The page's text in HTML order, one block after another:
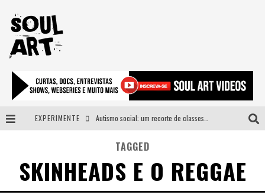
EXPERIMENTE
A subida da rampa é diferente!
Faça o bem! Mas, sem olhar a quem!?
Novo single de Arnaldo Tifu, “De Testa” explora brasilidade em sons, cores e símbolos
TAGGED
SKINHEADS E O REGGAE